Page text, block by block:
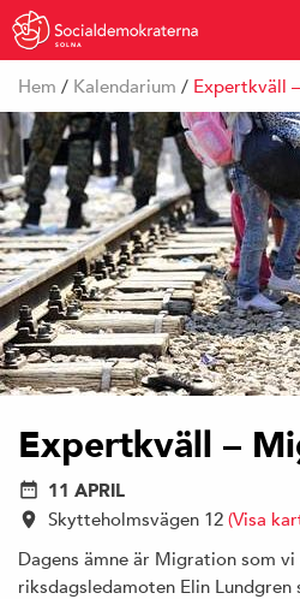
SOLNA
Hem / Kalendarium / Expertkväll
Expertkväll –
11 APRIL
Skytteholmsvägen 12 (Visa
Dagens ämne är Migration som
riksdagsledamoten Elin